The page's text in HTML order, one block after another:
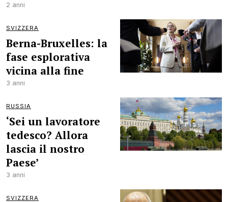
2 anni
SVIZZERA
Berna-Bruxelles: la
fase esplorativa
vicina alla fine
3 anni
RUSSIA
‘Sei un lavoratore
tedesco? Allora
lascia il nostro
Paese’
3 anni
SVIZZERA